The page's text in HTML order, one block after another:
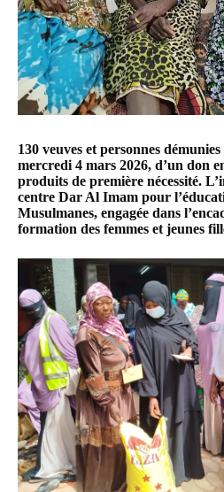
130 veuves et personnes
mercredi 4 mars 2026, d’un don
produits de première nécessité.
centre Dar Al Imam pour
Musulmanes, engagée dans
formation des femmes et jeunes